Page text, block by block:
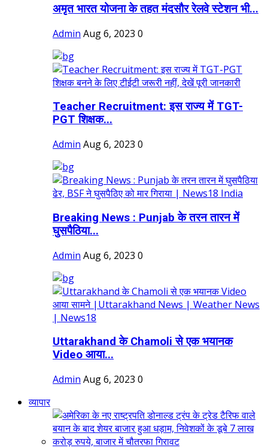
अमृत भारत योजना के तहत मंदसौर रेलवे स्टेशन भी...
Admin Aug 6, 2023 0
Teacher Recruitment: इस राज्य में TGT-
PGT शिक्षक...
Admin Aug 6, 2023 0
Breaking News : Punjab के तरन तारन में
घुसपैठिया...
Admin Aug 6, 2023 0
Uttarakhand के Chamoli से एक भयानक
Video आया...
Admin Aug 6, 2023 0
व्यापार